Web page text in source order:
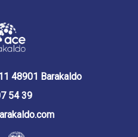
48901 Barakaldo
54 39